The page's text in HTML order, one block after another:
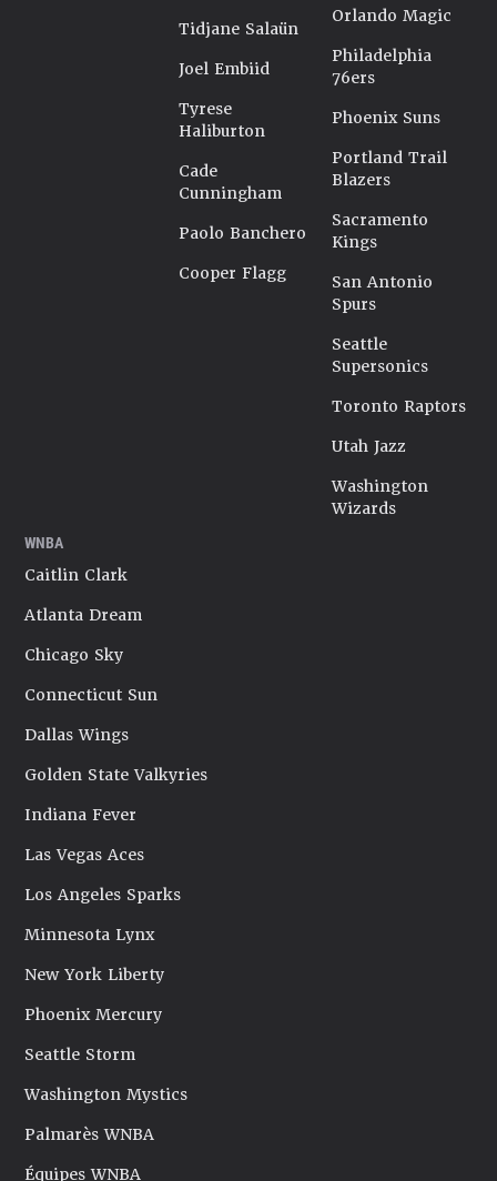
Tidjane Salaün
Joel Embiid
Tyrese
Haliburton
Cade
Cunningham
Paolo Banchero
Cooper Flagg
Orlando Magic
Philadelphia
76ers
Phoenix Suns
Portland Trail
Blazers
Sacramento
Kings
San Antonio
Spurs
Seattle
Supersonics
Toronto Raptors
Utah Jazz
Washington
Wizards
WNBA
Caitlin Clark
Atlanta Dream
Chicago Sky
Connecticut Sun
Dallas Wings
Golden State Valkyries
Indiana Fever
Las Vegas Aces
Los Angeles Sparks
Minnesota Lynx
New York Liberty
Phoenix Mercury
Seattle Storm
Washington Mystics
Palmarès WNBA
Équipes WNBA